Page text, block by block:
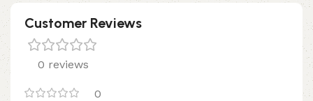
Customer Reviews
0 reviews
0